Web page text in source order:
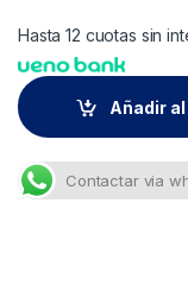
Hasta 12 cuotas sin
Añadir
Contactar via